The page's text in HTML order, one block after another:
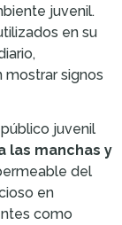
juvenil.
en su
mostrar signos
juvenil
las manchas y
del
en
como